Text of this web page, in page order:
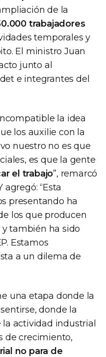
de la
trabajadores
temporales y
El ministro Juan
junto al
e integrantes del
la idea
los auxilie con la
nuestro no es que
es que la gente
el trabajo”, remarcó
“Esta
presentando ha
los que producen
también ha sido
Estamos
a un dilema de
una etapa donde la
donde la
actividad industrial
de crecimiento,
no para de